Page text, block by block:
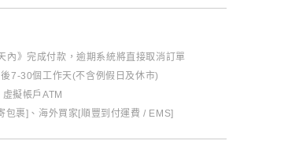
內》完成付款，逾期系統將直接取消訂單
7-30個工作天(不含例假日及休市)
擬帳戶ATM
裹]、海外買家[順豐到付運費 / EMS]